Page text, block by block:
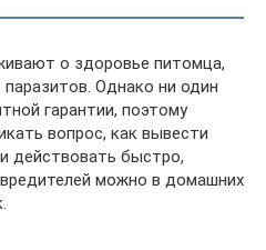
о здоровье питомца,
Однако ни один
гарантии, поэтому
вопрос, как вывести
действовать быстро,
можно в домашних